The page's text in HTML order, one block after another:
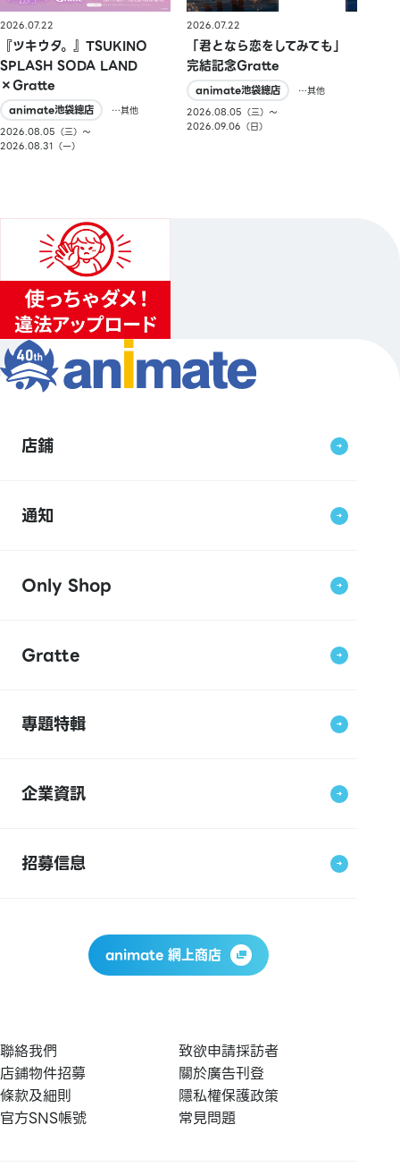
2026.07.22
『ツキウタ。』TSUKINO
SPLASH SODA LAND
×Gratte
animate池袋總店
…其他
2026.08.05（三）〜
2026.08.31（一）
2026.07.22
「君となら恋をしてみても」
完結記念Gratte
animate池袋總店
…其他
2026.08.05（三）〜
2026.09.06（日）
店鋪
通知
Only Shop
Gratte
專題特輯
企業資訊
招募信息
animate 網上商店
聯絡我們
致欲申請採訪者
店鋪物件招募
關於廣告刊登
條款及細則
隱私權保護政策
官方SNS帳號
常見問題